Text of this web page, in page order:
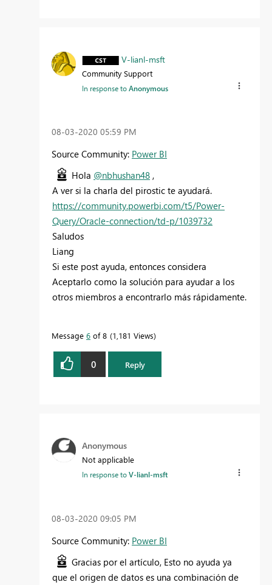
V-lianl-msft
Community Support
In response toAnonymous
‎08-03-2020 05:59 PM
Source Community: Power BI
Hola @nbhushan48 ,
A ver si la charla del pirostic te ayudará.
https://community.powerbi.com/t5/Power-
Query/Oracle-connection/td-p/1039732
Saludos
Liang
Si este post ayuda, entonces considera
Aceptarlo como la solución para ayudar a los
otros miembros a encontrarlo más rápidamente.
Message 6 of 8 1,181 Views
0 Reply
Anonymous
Not applicable
In response toV-lianl-msft
‎08-03-2020 09:05 PM
Source Community: Power BI
Gracias por el artículo, Esto no ayuda ya
que el origen de datos es una combinación de